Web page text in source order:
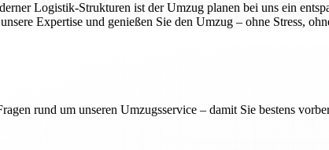
Logistik-Strukturen ist der Umzug planen bei uns ein
Expertise und genießen Sie den Umzug – ohne Stress,
rund um unseren Umzugsservice – damit Sie bestens